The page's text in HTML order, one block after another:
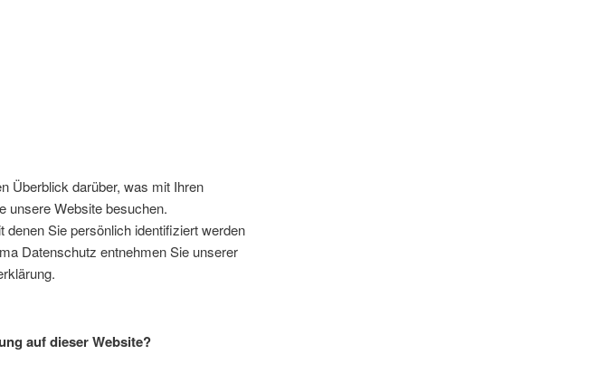
Überblick darüber, was mit Ihren
unsere Website besuchen.
Sie persönlich identifiziert werden
Datenschutz entnehmen Sie unserer
auf dieser Website?